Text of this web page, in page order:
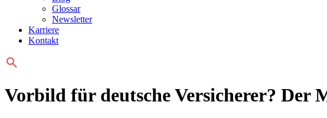
Glossar
Newsletter
Karriere
Kontakt
Vorbild für deutsche Versicherer?